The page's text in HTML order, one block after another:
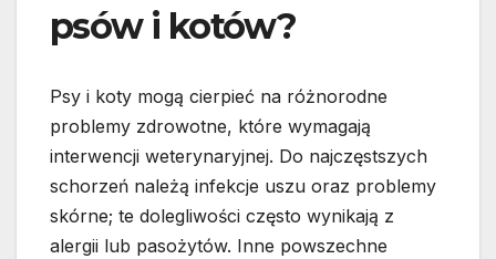
psów i kotów?
Psy i koty mogą cierpieć na różnorodne
problemy zdrowotne, które wymagają
interwencji weterynaryjnej. Do najczęstszych
schorzeń należą infekcje uszu oraz problemy
skórne; te dolegliwości często wynikają z
alergii lub pasożytów. Inne powszechne